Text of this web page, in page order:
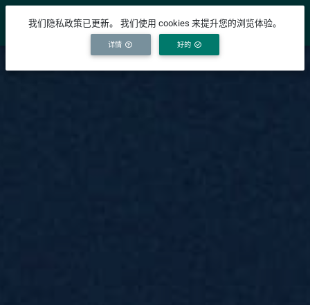
YICODE
我们隐私政策已更新。 我们使用 cookies 来提升您的浏览体验。
详情 好的